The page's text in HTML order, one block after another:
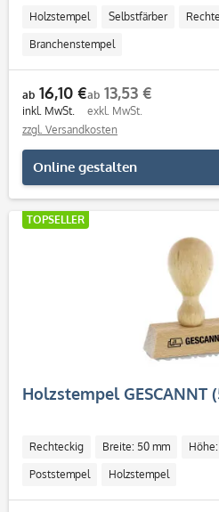
Holzstempel Selbstfärber
Branchenstempel
ab 16,10 €
inkl. MwSt.
ab 13,53 €
exkl. MwSt.
zzgl. Versandkosten
Online gestalten
TOPSELLER
Holzstempel GESCANNT
Rechteckig Breite: 50 mm
Poststempel Holzstempel